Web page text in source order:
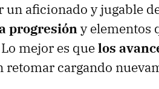
un aficionado y jugable
progresióny elementos
mejor es quelos
retomar cargando